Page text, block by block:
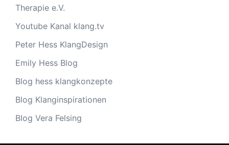
Therapie e.V.
Youtube Kanal klang.tv
Peter Hess KlangDesign
Emily Hess Blog
Blog hess klangkonzepte
Blog Klanginspirationen
Blog Vera Felsing